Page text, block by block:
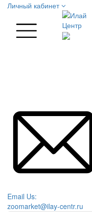
Личный кабинет
Email Us:
zoomarket@ilay-centr.ru